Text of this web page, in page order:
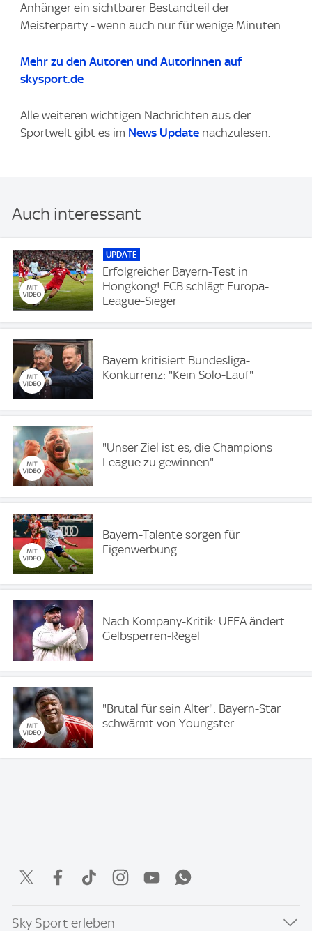
Anhänger ein sichtbarer Bestandteil der
Meisterparty - wenn auch nur für wenige Minuten.
Mehr zu den Autoren und Autorinnen auf
skysport.de
Alle weiteren wichtigen Nachrichten aus der
Sportwelt gibt es im News Update nachzulesen.
Auch interessant
UPDATE
Erfolgreicher Bayern-Test in
Hongkong! FCB schlägt Europa-
League-Sieger
Bayern kritisiert Bundesliga-
Konkurrenz: "Kein Solo-Lauf"
"Unser Ziel ist es, die Champions
League zu gewinnen"
Bayern-Talente sorgen für
Eigenwerbung
Nach Kompany-Kritik: UEFA ändert
Gelbsperren-Regel
"Brutal für sein Alter": Bayern-Star
schwärmt von Youngster
Sky Sport erleben